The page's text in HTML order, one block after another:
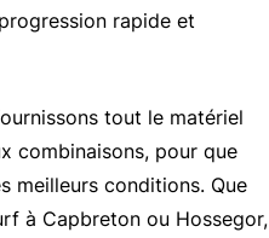
rapide et
tout le matériel
combinaisons, pour que
meilleurs conditions. Que
à Capbreton ou Hossegor,